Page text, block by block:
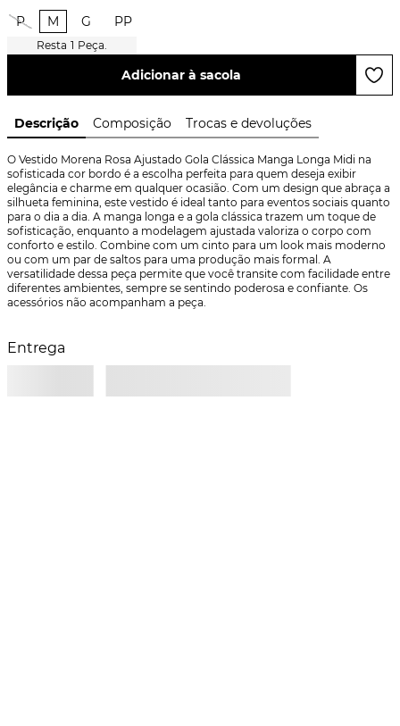
P M G PP
1 Peça.
Adicionar à sacola
Descrição Composição Trocas e devoluções
O Vestido Morena Rosa Ajustado Gola Clássica Manga Longa Midi na
sofisticada cor bordo é a escolha perfeita para quem deseja exibir
elegância e charme em qualquer ocasião. Com um design que abraça a
silhueta feminina, este vestido é ideal tanto para eventos sociais quanto
para o dia a dia. A manga longa e a gola clássica trazem um toque de
sofisticação, enquanto a modelagem ajustada valoriza o corpo com
conforto e estilo. Combine com um cinto para um look mais moderno
ou com um par de saltos para uma produção mais formal. A
versatilidade dessa peça permite que você transite com facilidade entre
diferentes ambientes, sempre se sentindo poderosa e confiante. Os
acessórios não acompanham a peça.
Entrega